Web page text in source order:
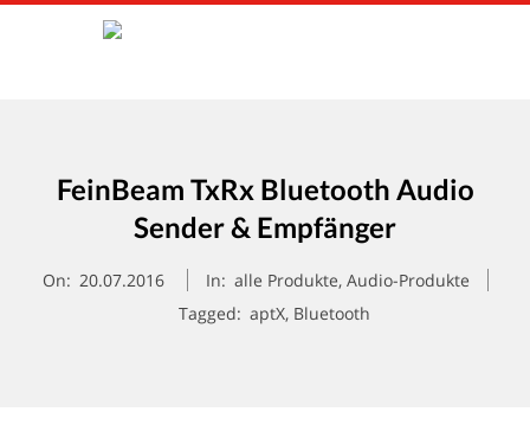
N
MenuFeinBeam TxRx Bluetooth Audio
Sender & Empfänger
On: 20.07.2016 In: alle Produkte, Audio-Produkte
Tagged: aptX, Bluetooth